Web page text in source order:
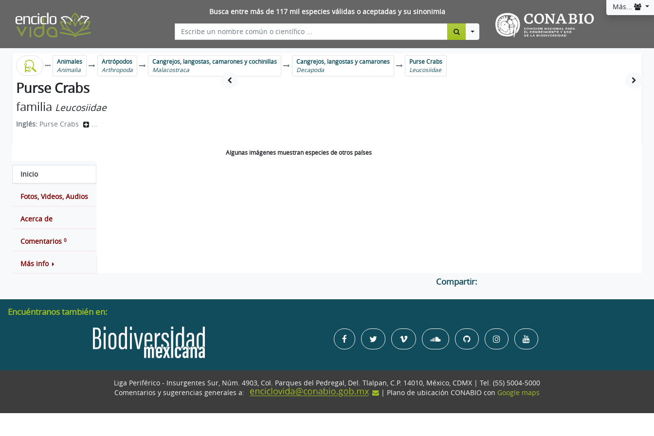
Más...
Busca entre más de 117 mil especies válidas o aceptadas y su sinonimia
Toggle Dropdown
Animales
Animalia
Artrópodos
Arthropoda
Cangrejos, langostas, camarones y cochinillas
Malacostraca
Cangrejos, langostas y camarones
Decapoda
Purse Crabs
Leucosiidae
Purse Crabs
familia Leucosiidae
Inglés: Purse Crabs ...
Algunas imágenes muestran especies de otros países
Inicio
Fotos, Videos, Audios
Acerca de
Comentarios 0
Más info
Compartir:
Encuéntranos también en:
Liga Periférico - Insurgentes Sur, Núm. 4903, Col. Parques del Pedregal, Del. Tlalpan, C.P. 14010, México, CDMX | Tel. (55) 5004-5000
Comentarios y sugerencias generales a:
| Plano de ubicación CONABIO con Google maps